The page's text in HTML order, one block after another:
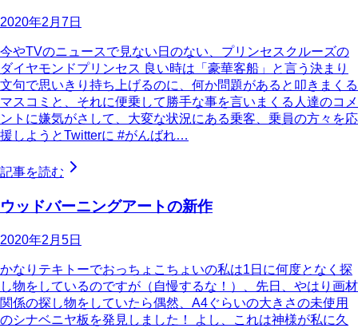
2020年2月7日
今やTVのニュースで見ない日のない、プリンセスクルーズの
ダイヤモンドプリンセス 良い時は「豪華客船」と言う決まり
文句で思いきり持ち上げるのに、何か問題があると叩きまくる
マスコミと、それに便乗して勝手な事を言いまくる人達のコメ
ントに嫌気がさして、大変な状況にある乗客、乗員の方々を応
援しようとTwitterに #がんばれ…
記事を読む
ウッドバーニングアートの新作
2020年2月5日
かなりテキトーでおっちょこちょいの私は1日に何度となく探
し物をしているのですが（自慢するな！）、先日、やはり画材
関係の探し物をしていたら偶然、A4ぐらいの大きさの未使用
のシナベニヤ板を発見しました！ よし、これは神様が私に久